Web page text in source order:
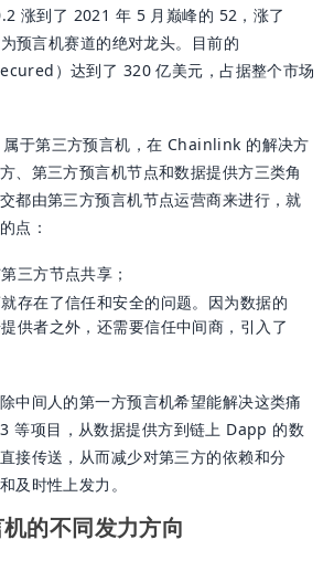
涨到了 2021 年 5 月巅峰的 52，涨了
预言机赛道的绝对龙头。目前的
）达到了 320 亿美元，占据整个市场
于第三方预言机，在 Chainlink 的解决方
、第三方预言机节点和数据提供方三类角
都由第三方预言机节点运营商来进行，就
点：
三方节点共享；
存在了信任和安全的问题。因为数据的
供者之外，还需要信任中间商，引入了
中间人的第一方预言机希望能解决这类痛
等项目，从数据提供方到链上 Dapp 的数
接传送，从而减少对第三方的依赖和分
及时性上发力。
的不同发力方向